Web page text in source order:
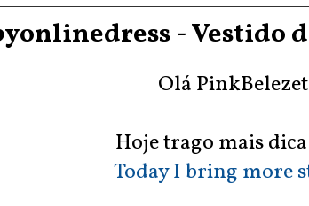
- Vestido
Olá
Hoje trago mais
Today I bring more